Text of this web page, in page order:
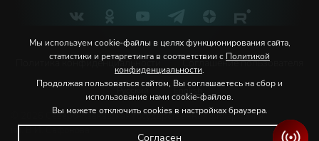
Политика конфиденциальности Соглашение пользователя
© 2026 Северо-Кавказская государственная филармония
им. В.И. Сафонова
Мы используем cookie-файлы в целях функционирования сайта,
статистики и ретаргетинга в соответствии с Политикой
конфиденциальности.
Продолжая пользоваться сайтом, Вы соглашаетесь на сбор и
использование нами cookie-файлов.
Вы можете отключить cookies в настройках браузера.
Согласен